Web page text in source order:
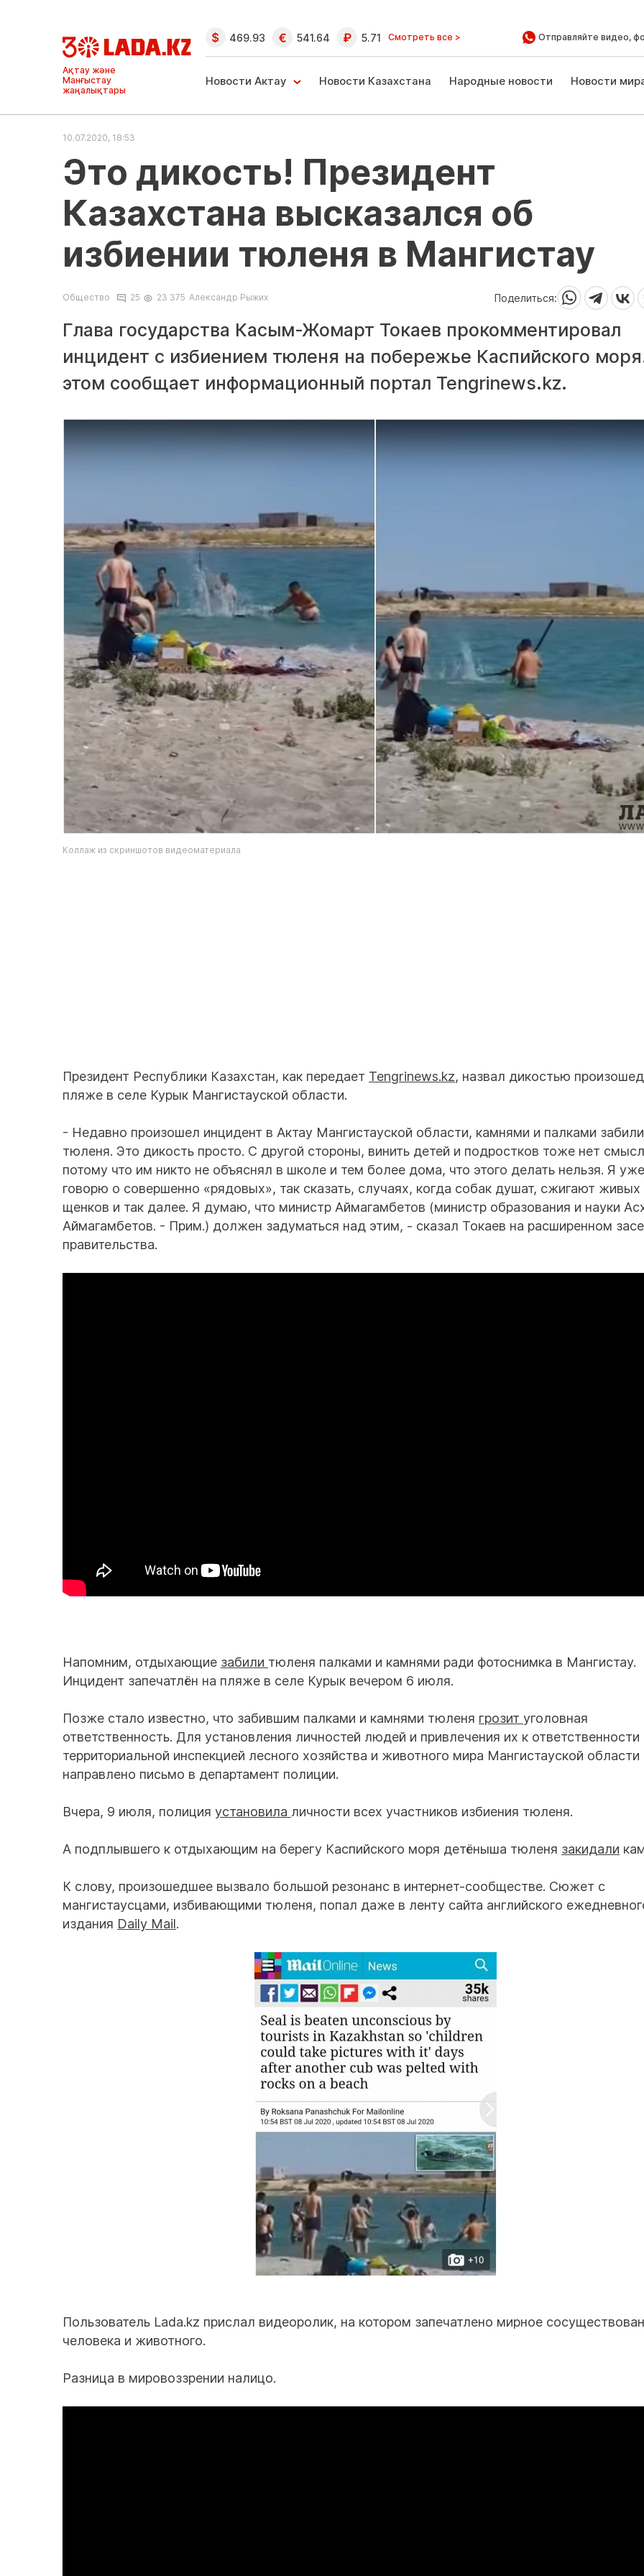
Ақтау және
Манғыстау
жаңалықтары
469.93 541.64 5.71 Смотреть все > Отправляйте видео,
Новости Актау Новости Казахстана Народные новости Новости
10.07.2020, 18:53
Это дикость! Президент
Казахстана высказался об
избиении тюленя в Мангистау
Общество 25 23 375 Александр Рыжих Поделиться:
Глава государства Касым-Жомарт Токаев прокомментировал
инцидент с избиением тюленя на побережье Каспийского
этом сообщает информационный портал Tengrinews.kz.
Коллаж из скриншотов видеоматериала
Президент Республики Казахстан, как передает Tengrinews.kz, назвал дикостью
пляже в селе Курык Мангистауской области.
- Недавно произошел инцидент в Актау Мангистауской области, камнями и палками забили
тюленя. Это дикость просто. С другой стороны, винить детей и подростков тоже нет
потому что им никто не объяснял в школе и тем более дома, что этого делать нельзя. Я
говорю о совершенно «рядовых», так сказать, случаях, когда собак душат, сжигают живых
щенков и так далее. Я думаю, что министр Аймагамбетов (министр образования и науки
Аймагамбетов. - Прим.) должен задуматься над этим, - сказал Токаев на расширенном
правительства.
Напомним, отдыхающие забили тюленя палками и камнями ради фотоснимка в Мангистау.
Инцидент запечатлён на пляже в селе Курык вечером 6 июля.
Позже стало известно, что забившим палками и камнями тюленя грозит уголовная
ответственность. Для установления личностей людей и привлечения их к ответственности
территориальной инспекцией лесного хозяйства и животного мира Мангистауской
направлено письмо в департамент полиции.
Вчера, 9 июля, полиция установила личности всех участников избиения тюленя.
А подплывшего к отдыхающим на берегу Каспийского моря детёныша тюленя закидали
К слову, произошедшее вызвало большой резонанс в интернет-сообществе. Сюжет с
мангистаусцами, избивающими тюленя, попал даже в ленту сайта английского
издания Daily Mail.
Пользователь Lada.kz прислал видеоролик, на котором запечатлено мирное
человека и животного.
Разница в мировоззрении налицо.